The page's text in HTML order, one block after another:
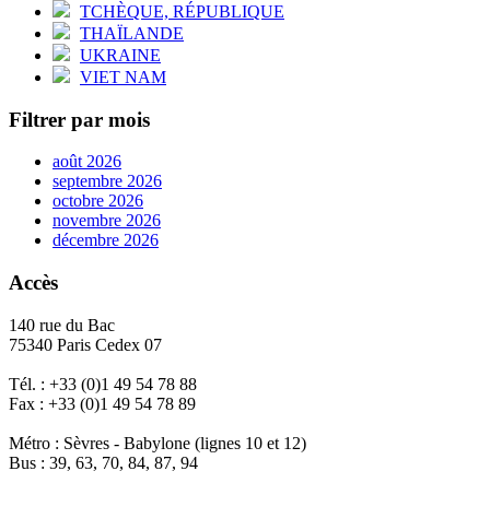
TCHÈQUE, RÉPUBLIQUE
THAÏLANDE
UKRAINE
VIET NAM
Filtrer par mois
août 2026
septembre 2026
octobre 2026
novembre 2026
décembre 2026
Accès
140 rue du Bac
75340 Paris Cedex 07
Tél. : +33 (0)1 49 54 78 88
Fax : +33 (0)1 49 54 78 89
Métro : Sèvres - Babylone (lignes 10 et 12)
Bus : 39, 63, 70, 84, 87, 94